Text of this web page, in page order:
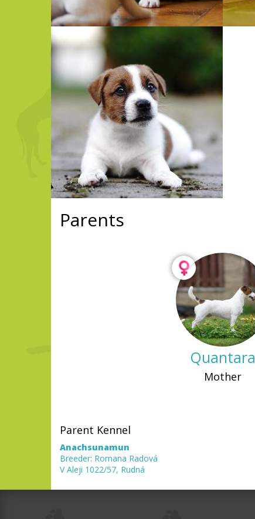
Parents
Quantara
Mother
Parent Kennel
Anachsunamun
Breeder: Romana Radová
V Aleji 1022/57, Rudná